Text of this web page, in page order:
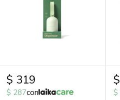
$ 319
$ 287con
$
$